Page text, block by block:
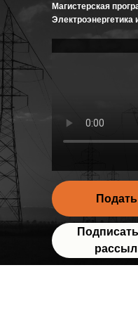
Магистерская
Электроэнергетика